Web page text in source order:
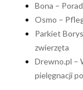
Bona –
Osmo –
Parkiet
zwierzęta
Drewno.pl –
pielęgnacji